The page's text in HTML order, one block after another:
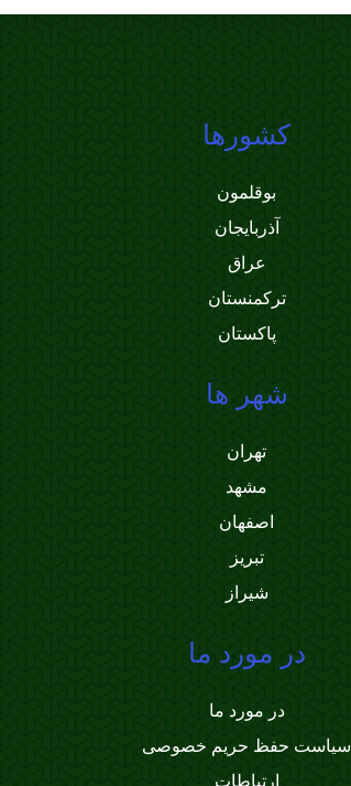
کشورها
بوقلمون
آذربایجان
عراق
ترکمنستان
پاکستان
شهر ها
تهران
مشهد
اصفهان
تبریز
شیراز
در مورد ما
در مورد ما
سیاست حفظ حریم خصوصی
ارتباطات